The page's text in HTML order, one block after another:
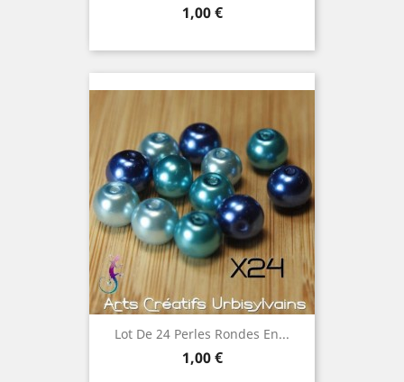
Prix
1,00 €
Lot De 24 Perles Rondes En...
Prix
1,00 €